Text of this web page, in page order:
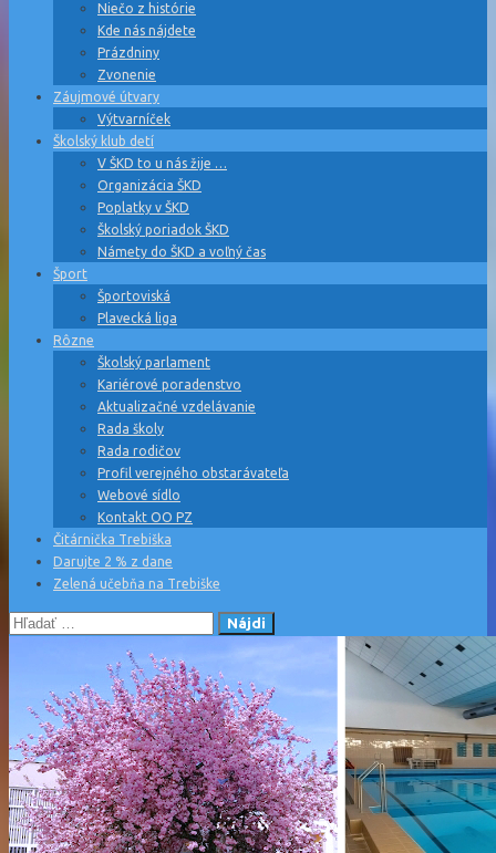
Niečo z histórie
Kde nás nájdete
Prázdniny
Zvonenie
Záujmové útvary
Výtvarníček
Školský klub detí
V ŠKD to u nás žije …
Organizácia ŠKD
Poplatky v ŠKD
Školský poriadok ŠKD
Námety do ŠKD a voľný čas
Šport
Športoviská
Plavecká liga
Rôzne
Školský parlament
Kariérové poradenstvo
Aktualizačné vzdelávanie
Rada školy
Rada rodičov
Profil verejného obstarávateľa
Webové sídlo
Kontakt OO PZ
Čitárnička Trebiška
Darujte 2 % z dane
Zelená učebňa na Trebiške
Hľadať: